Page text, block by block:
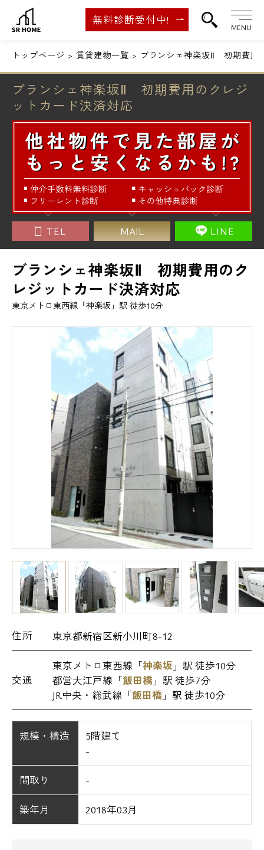
無料診断受付中!
MENU
トップページ 賃貸建物一覧 ブランシェ神楽坂Ⅱ 初期費用
ブランシェ神楽坂Ⅱ 初期費用のクレジ
ットカード決済対応
TEL MAIL LINE
ブランシェ神楽坂Ⅱ 初期費用のク
レジットカード決済対応
東京メトロ東西線「神楽坂」駅 徒歩10分
住所 東京都新宿区新小川町8-12
交通
東京メトロ東西線「神楽坂 」駅 徒歩10分
都営大江戸線「飯田橋 」駅 徒歩7分
JR中央・総武線「飯田橋 」駅 徒歩10分
規模・構造
5階建て
-
間取り -
築年月 2018年03月